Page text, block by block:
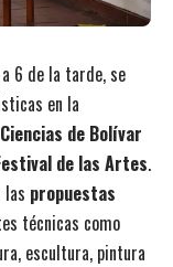
6 de la tarde, se
en la
de Bolívar
de las Artes.
las propuestas
técnicas como
escultura, pintura